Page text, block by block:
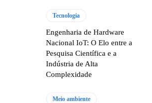
Tecnologia
Engenharia de Hardware
Nacional IoT: O Elo entre a
Pesquisa Científica e a
Indústria de Alta
Complexidade
Meio ambiente